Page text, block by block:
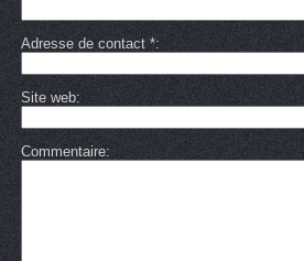
Adresse de contact *
Site web
Commentaire